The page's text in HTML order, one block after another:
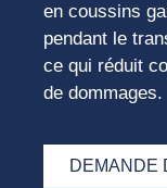
en coussins
pendant le
ce qui réduit
de dommages.
DEMANDE